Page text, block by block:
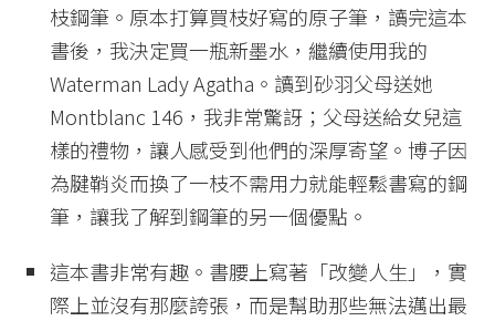
枝鋼筆。原本打算買枝好寫的原子筆，讀完這本
書後，我決定買一瓶新墨水，繼續使用我的
Waterman Lady Agatha。讀到砂羽父母送她
Montblanc 146，我非常驚訝；父母送給女兒這
樣的禮物，讓人感受到他們的深厚寄望。博子因
為腱鞘炎而換了一枝不需用力就能輕鬆書寫的鋼
筆，讓我了解到鋼筆的另一個優點。
這本書非常有趣。書腰上寫著「改變人生」，實
際上並沒有那麼誇張，而是幫助那些無法邁出最